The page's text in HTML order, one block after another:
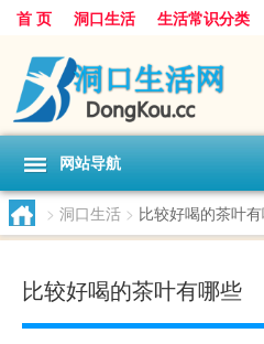
首 页 洞口生活 生活常识分类
网站导航
> 洞口生活 > 比较好喝的茶叶
比较好喝的茶叶有哪些